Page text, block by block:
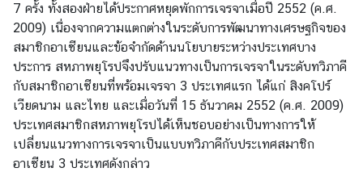
ข่
า
ว
ส
า
ร
ป
ร
7 ครั้ง ทั้งสองฝ่ายได้ประกาศหยุดพักการเจรจาเมื่อปี 2552 (ค.ศ.
2009) เนื่องจากความแตกต่างในระดับการพัฒนาทางเศรษฐกิจของ
สมาชิกอาเซียนและข้อจำกัดด้านนโยบายระหว่างประเทศบาง
ประการ สหภาพยุโรปจึงปรับแนวทางเป็นการเจรจาในระดับทวิภาคี
กับสมาชิกอาเซียนที่พร้อมเจรจา 3 ประเทศแรก ได้แก่ สิงคโปร์
เวียดนาม และไทย และเมื่อวันที่ 15 ธันวาคม 2552 (ค.ศ. 2009)
ประเทศสมาชิกสหภาพยุโรปได้เห็นชอบอย่างเป็นทางการให้
เปลี่ยนแนวทางการเจรจาเป็นแบบทวิภาคีกับประเทศสมาชิก
อาเซียน 3 ประเทศดังกล่าว